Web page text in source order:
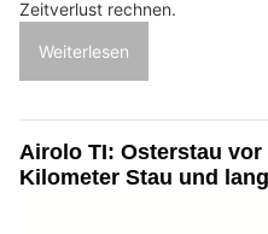
Zeitverlust rechnen.
Weiterlesen
Airolo TI: Osterstau
Kilometer Stau und